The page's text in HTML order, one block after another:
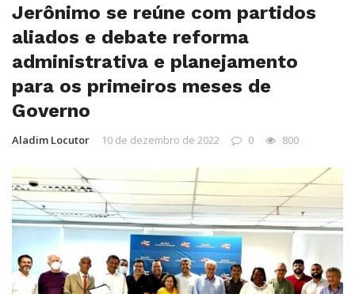
Jerônimo se reúne com partidos
aliados e debate reforma
administrativa e planejamento
para os primeiros meses de
Governo
Aladim Locutor 10 de dezembro de 2022 0 800